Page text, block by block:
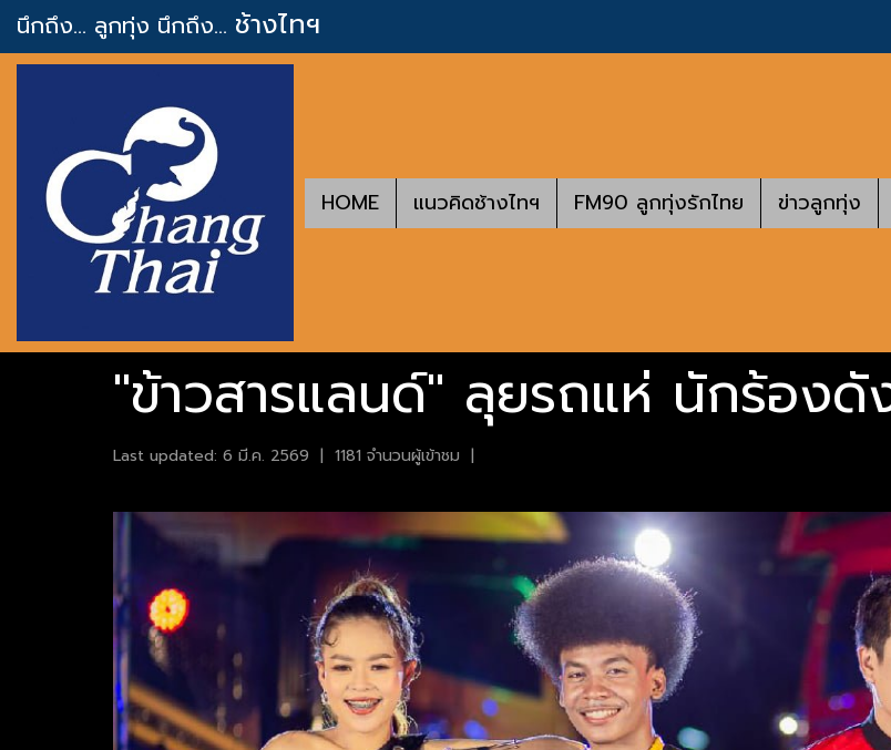
นึกถึง... ลูกทุ่ง นึกถึง... ช้างไทฯ
HOME แนวคิดช้างไทฯ FM90 ลูกทุ่งรักไทย ข่าวลูกทุ่ง
"ข้าวสารแลนด์" ลุยรถแห่ นักร้องดั
Last updated: 6 มี.ค. 2569 | 1181 จำนวนผู้เข้าชม |